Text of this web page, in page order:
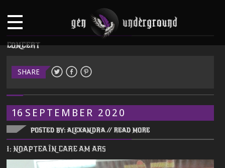
CONCERT
SHARE
16 SEPTEMBER 2020
POSTED BY: ALEXANDRA // READ MORE
I: NOAPTEA ÎN CARE AM ARS